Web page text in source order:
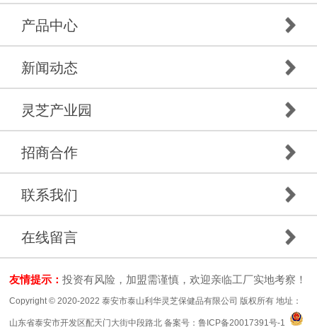
产品中心
新闻动态
灵芝产业园
招商合作
联系我们
在线留言
友情提示：投资有风险，加盟需谨慎，欢迎亲临工厂实地考察！
Copyright © 2020-2022 泰安市泰山利华灵芝保健品有限公司 版权所有 地址：
山东省泰安市开发区配天门大街中段路北 备案号：鲁ICP备20017391号-1